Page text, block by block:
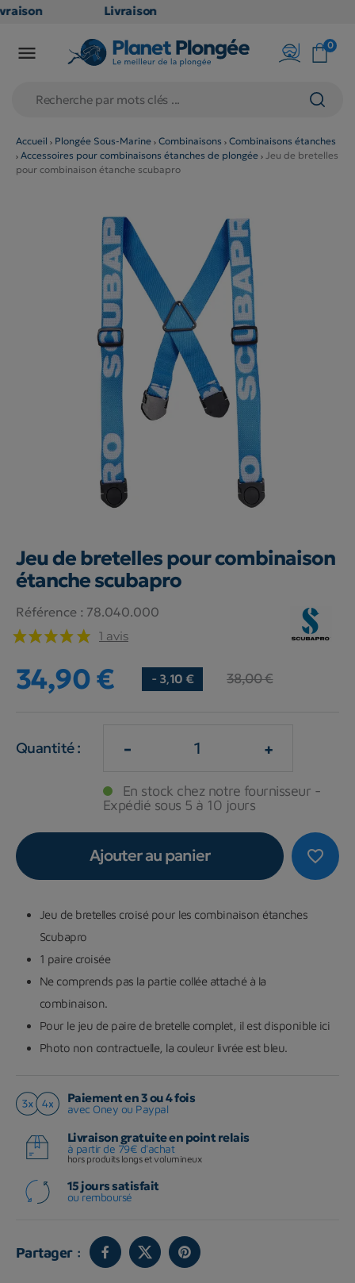
Livraison
en point
79€
(hors
produits
: non
éligibles)
 0
Accueil Plongée Sous-Marine Combinaisons
Combinaisons étanches
Accessoires pour combinaisons étanches de plongée
Jeu de bretelles
pour combinaison étanche scubapro
Jeu de bretelles pour combinaison
étanche scubapro
Référence : 78.040.000
1 avis
34,90 € - 3,10 € 38,00 €
Quantité : - +
En stock chez notre fournisseur -
Expédié sous 5 à 10 jours
favorite_border
Ajouter au panier
Jeu de bretelles croisé pour les combinaison étanches
Scubapro
1 paire croisée
Ne comprends pas la partie collée attaché à la
combinaison.
Pour le jeu de paire de bretelle complet, il est disponible ici
Photo non contractuelle, la couleur livrée est bleu.
Paiement en 3 ou 4 fois
avec Oney ou Paypal
Livraison gratuite en point relais
à partir de 79€ d'achat
hors produits longs et volumineux
15 jours satisfait
ou remboursé
Partager :